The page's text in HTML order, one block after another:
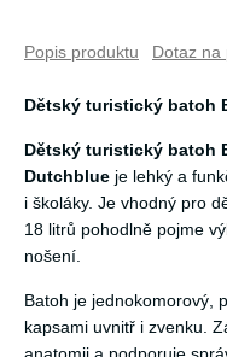
Popis produktu Dotaz na
Dětský turistický batoh
Dětský turistický batoh
Dutchblue je lehký a
i školáky. Je vhodný pro
18 litrů pohodlně pojme
nošení.
Batoh je jednokomorový,
kapsami uvnitř i zvenku.